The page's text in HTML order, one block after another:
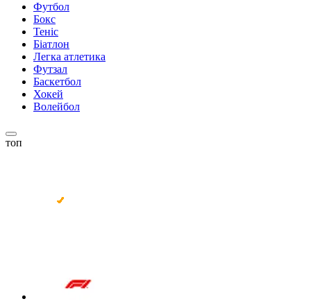
Футбол
Бокс
Теніс
Біатлон
Легка атлетика
Футзал
Баскетбол
Хокей
Волейбол
топ